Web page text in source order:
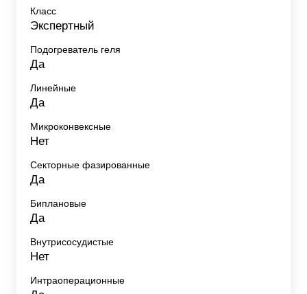
Класс
Экспертный
Подогреватель геля
Да
Линейные
Да
Микроконвексные
Нет
Секторные фазированные
Да
Биплановые
Да
Внутрисосудистые
Нет
Интраоперационные